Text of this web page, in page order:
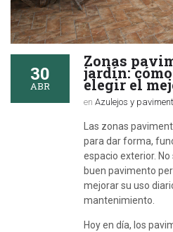
30
ABR
Zonas
jardín:
elegir el
en Azulejos y
Las zonas
para dar forma,
espacio exterior.
buen pavimento
mejorar su uso
mantenimiento.
Hoy en día, los